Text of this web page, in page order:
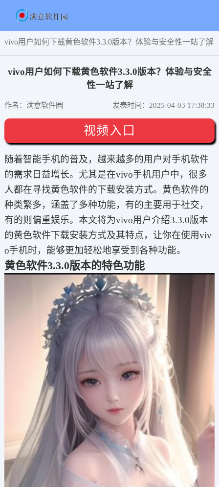
vivo用户如何下载黄色软件3.3.0版本？体验与安全性一站了解
vivo用户如何下载黄色软件3.3.0版本？体验与安全
性一站了解
作者：满意软件园 发表时间：2025-04-03 17:38:33
视频入口
随着智能手机的普及，越来越多的用户对手机软件
的需求日益增长。尤其是在vivo手机用户中，很多
人都在寻找黄色软件的下载安装方式。黄色软件的
种类繁多，涵盖了多种功能，有的主要用于社交，
有的则偏重娱乐。本文将为vivo用户介绍3.3.0版本
的黄色软件下载安装方式及其特点，让你在使用viv
o手机时，能够更加轻松地享受到各种功能。
黄色软件3.3.0版本的特色功能